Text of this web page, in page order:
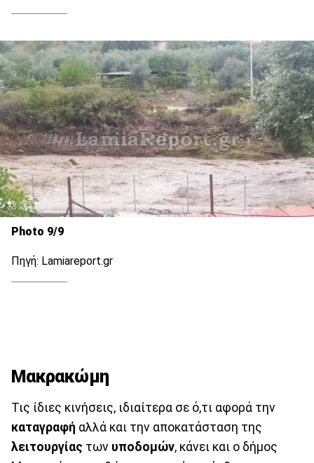
Photo 9/9
Πηγή: Lamiareport.gr
Μακρακώμη
Τις ίδιες κινήσεις, ιδιαίτερα σε ό,τι αφορά την
καταγραφή αλλά και την αποκατάσταση της
λειτουργίας των υποδομών, κάνει και ο δήμος